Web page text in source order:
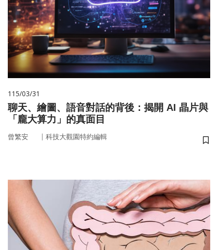
115/03/31
聊天、繪圖、語音對話的背後：揭開 AI 晶片與
「龐大算力」的真面目
曾繁安 ｜ 科技大觀園特約編輯
儲